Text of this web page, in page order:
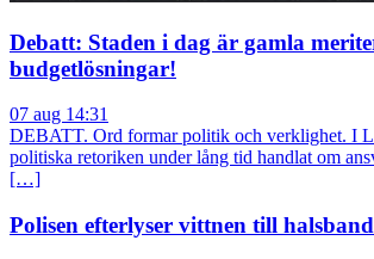
Debatt: Staden i dag är gamla
budgetlösningar!
07 aug 14:31
DEBATT. Ord formar politik och verklighet. I
politiska retoriken under lång tid handlat om
[…]
Polisen efterlyser vittnen till